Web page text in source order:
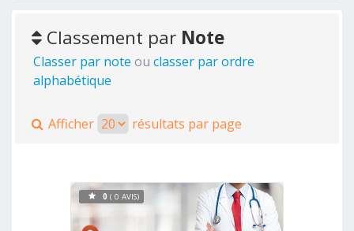
Classement par Note
Classer par note ou classer par ordre
alphabétique
Afficher résultats par page
Voir
0 ( 0 AVIS)